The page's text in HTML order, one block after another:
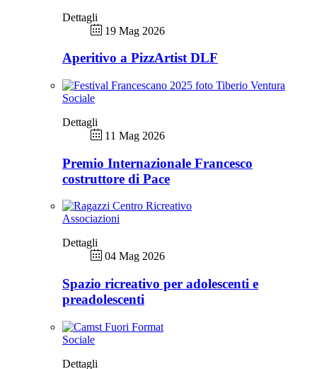
Dettagli
19 Mag 2026
Aperitivo a PizzArtist DLF
Sociale
Dettagli
11 Mag 2026
Premio Internazionale Francesco
costruttore di Pace
Associazioni
Dettagli
04 Mag 2026
Spazio ricreativo per adolescenti e
preadolescenti
Sociale
Dettagli